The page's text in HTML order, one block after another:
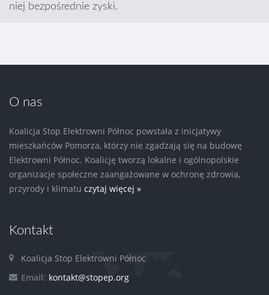
niej bezpośrednie zyski.
O nas
Koalicja Stop Elektrowni Północ powstała z inicjatywy
mieszkańców Pomorza, którzy nie zgadzają się na budowę
Elektrowni Północ. Koalicję tworzą lokalne i ogólnopolskie
organizacje społeczne zaangażowane w ochronę zdrowia,
przyrody i klimatu czytaj więcej »
Kontakt
Koalicja Stop Elektrowni Północ
Email: kontakt@stopep.org